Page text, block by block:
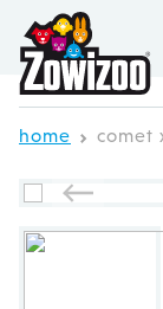
Ga direct door
home comet